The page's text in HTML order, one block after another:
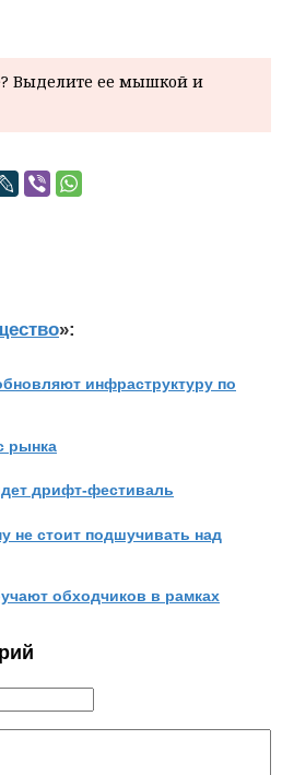
Выделите ее мышкой и
»:
инфраструктуру по
рынка
дрифт-фестиваль
не стоит подшучивать над
обходчиков в рамках